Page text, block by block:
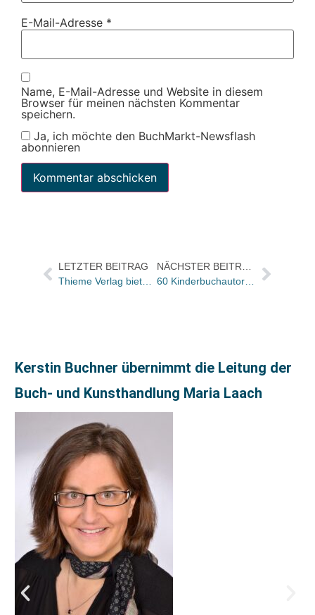
E-Mail-Adresse *
Name, E-Mail-Adresse und Website in diesem
Browser für meinen nächsten Kommentar
speichern.
Ja, ich möchte den BuchMarkt-Newsflash
abonnieren
LETZTER BEITRAG
Thieme Verlag bietet Buchhändlern Sonderdruck zur Vorbereitung auf „Schädeltestat“ an
Kerstin Buchner übernimmt die Leitung der
Buch- und Kunsthandlung Maria Laach